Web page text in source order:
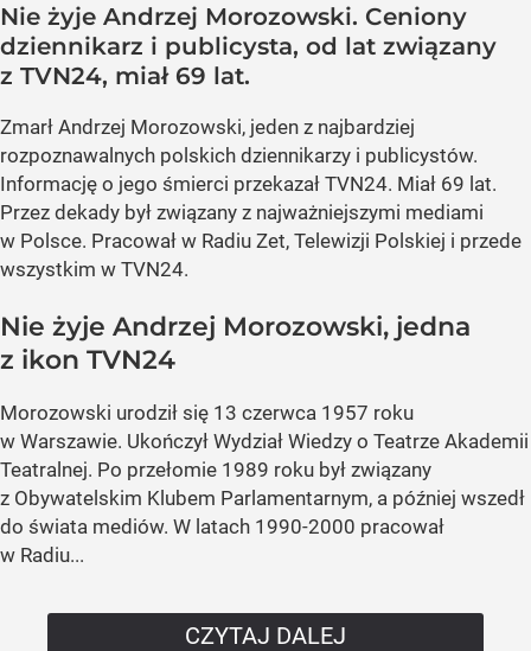
Nie żyje Andrzej Morozowski. Ceniony
dziennikarz i publicysta, od lat związany
z TVN24, miał 69 lat.
Zmarł Andrzej Morozowski, jeden z najbardziej
rozpoznawalnych polskich dziennikarzy i publicystów.
Informację o jego śmierci przekazał TVN24. Miał 69 lat.
Przez dekady był związany z najważniejszymi mediami
w Polsce. Pracował w Radiu Zet, Telewizji Polskiej i przede
wszystkim w TVN24.
Nie żyje Andrzej Morozowski, jedna
z ikon TVN24
Morozowski urodził się 13 czerwca 1957 roku
w Warszawie. Ukończył Wydział Wiedzy o Teatrze Akademii
Teatralnej. Po przełomie 1989 roku był związany
z Obywatelskim Klubem Parlamentarnym, a później wszedł
do świata mediów. W latach 1990-2000 pracował
w Radiu...
CZYTAJ DALEJ